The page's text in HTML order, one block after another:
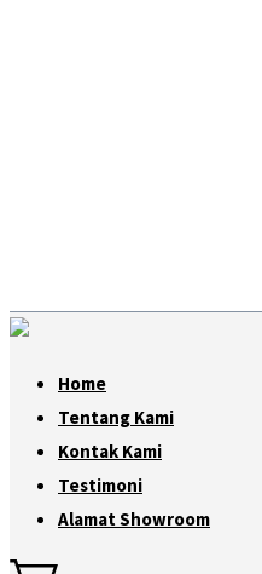
Home
Tentang Kami
Kontak Kami
Testimoni
Alamat Showroom